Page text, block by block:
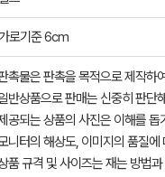
로기준 6cm
촉물은 판촉을 목적으로 제작하
반상품으로 판매는 신중히 판단
공되는 상품의 사진은 이해를
니터의 해상도, 이미지의 품질
품 규격 및 사이즈는 재는 방법